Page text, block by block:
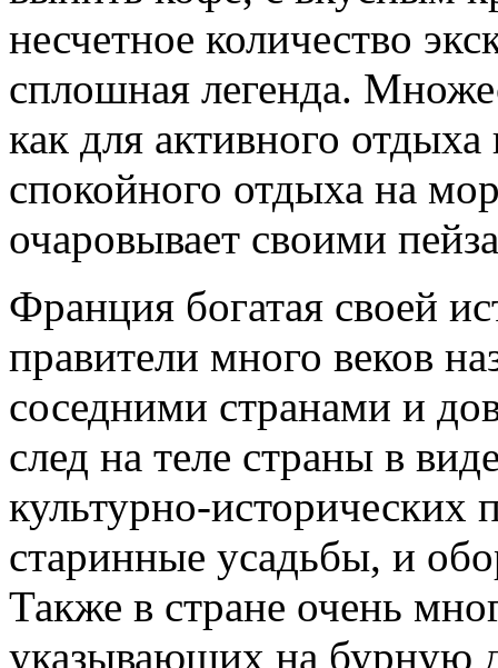
несчетное количество
сплошная легенда.
как для активного
спокойного отдыха на
очаровывает своими
Франция богатая своей
правители много веков
соседними странами и
след на теле страны в
культурно-исторических
старинные усадьбы, и
Также в стране очень
указывающих на бурную